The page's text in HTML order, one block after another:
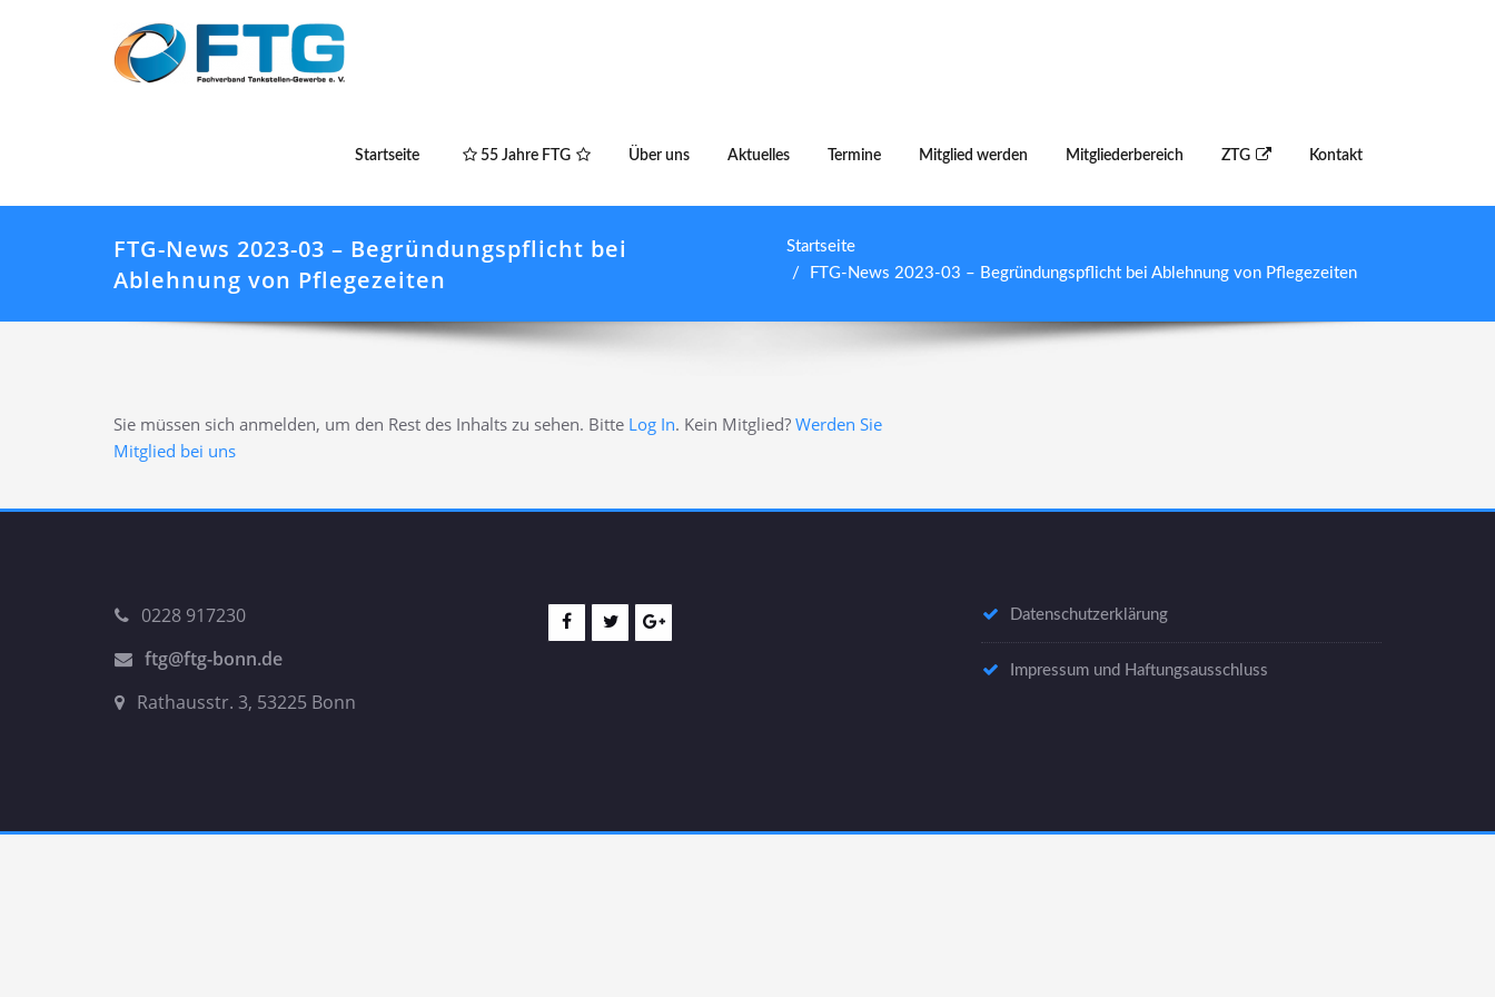
Startseite 55 Jahre FTG Über uns Aktuelles Termine Mitglied werden Mitgliederbereich ZTG Kontakt
FTG-News 2023-03 – Begründungspflicht bei
Ablehnung von Pflegezeiten
Startseite
FTG-News 2023-03 – Begründungspflicht bei Ablehnung von Pflegezeiten
Sie müssen sich anmelden, um den Rest des Inhalts zu sehen. Bitte Log In. Kein Mitglied? Werden Sie
Mitglied bei uns
0228 917230
ftg@ftg-bonn.de
Rathausstr. 3, 53225 Bonn
Datenschutzerklärung
Impressum und Haftungsausschluss